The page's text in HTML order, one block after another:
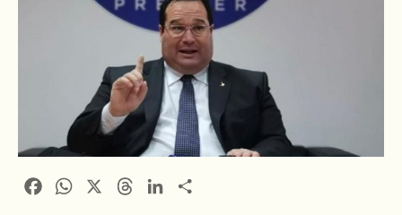
FacebookWhatsApp ThreadsLinkedIn